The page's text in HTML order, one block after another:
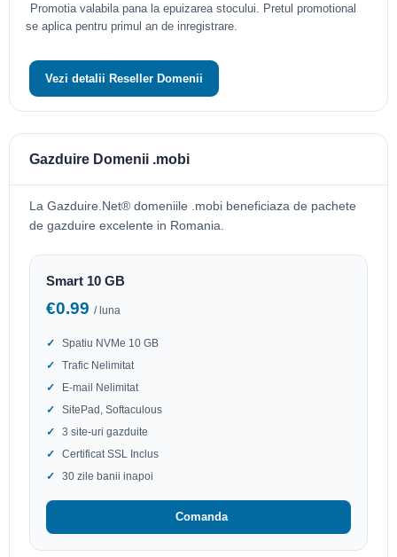
Promotia valabila pana la epuizarea stocului. Pretul promotional
se aplica pentru primul an de inregistrare.
Vezi detalii Reseller Domenii
Gazduire Domenii .mobi
La Gazduire.Net® domeniile .mobi beneficiaza de pachete
de gazduire excelente in Romania.
Smart 10 GB
€0.99 / luna
Spatiu NVMe 10 GB
Trafic Nelimitat
E-mail Nelimitat
SitePad, Softaculous
3 site-uri gazduite
Certificat SSL Inclus
30 zile banii inapoi
Comanda